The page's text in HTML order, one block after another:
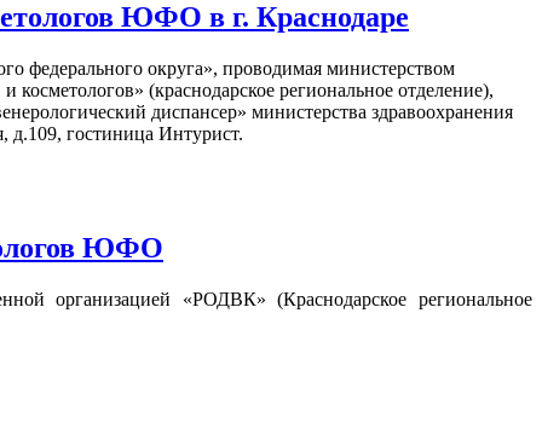
ЮФО в г. Краснодаре
федерального округа», проводимая министерством
косметологов» (краснодарское региональное отделение),
диспансер» министерства здравоохранения
д.109, гостиница Интурист.
ЮФО
организацией «РОДВК» (Краснодарское региональное